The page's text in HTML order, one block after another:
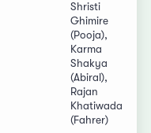
Shristi
Ghimire
(Pooja),
Karma
Shakya
(Abiral),
Rajan
Khatiwada
(Fahrer)